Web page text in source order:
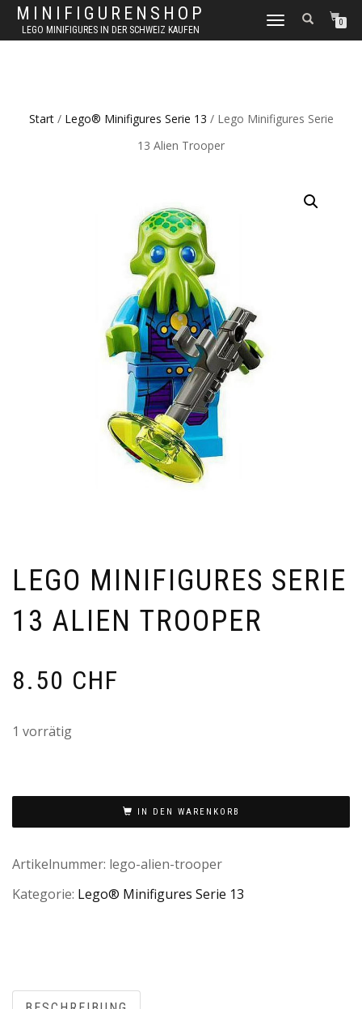
MINIFIGURENSHOP
LEGO MINIFIGURES IN DER SCHWEIZ KAUFEN
NAVIGATION
0
Start/ Lego® Minifigures Serie 13 / Lego Minifigures Serie
13 Alien Trooper
LEGO MINIFIGURES SERIE
13 ALIEN TROOPER
8.50 CHF
1 vorrätig
IN DEN WARENKORB
Artikelnummer: lego-alien-trooper
Kategorie: Lego® Minifigures Serie 13